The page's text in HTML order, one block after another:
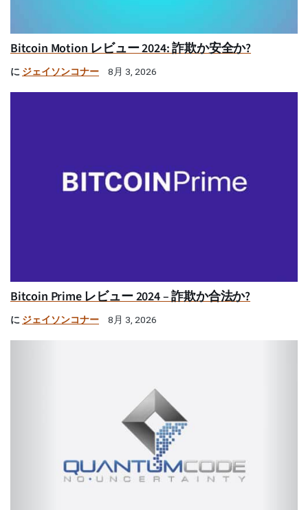
Bitcoin Motion レビュー 2024: 詐欺か安全か?
に ジェイソンコナー 8月 3, 2026
Bitcoin Prime レビュー 2024 – 詐欺か合法か?
に ジェイソンコナー 8月 3, 2026